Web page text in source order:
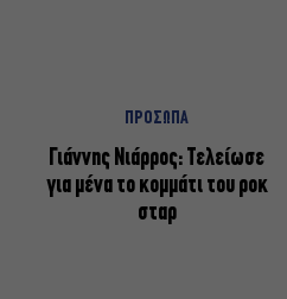
ΠΡΟΣΩΠΑ
Γιάννης Νιάρρος: Τελείωσε
για μένα το κομμάτι του ροκ
σταρ